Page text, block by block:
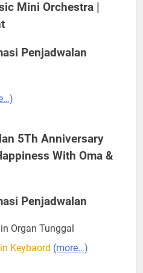
Mini Orchestra |
Penjadwalan
5Th Anniversary
With Oma &
Penjadwalan
Organ Tunggal
Keybaord (more…)